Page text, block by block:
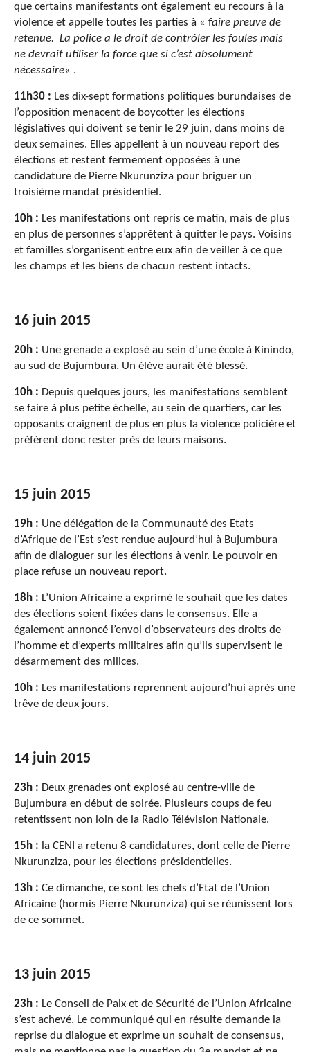
que certains manifestants ont également eu recours à la
violence et appelle toutes les parties à « faire preuve de
retenue. La police a le droit de contrôler les foules mais
ne devrait utiliser la force que si c’est absolument
nécessaire« .
11h30 : Les dix-sept formations politiques burundaises de
l’opposition menacent de boycotter les élections
législatives qui doivent se tenir le 29 juin, dans moins de
deux semaines. Elles appellent à un nouveau report des
élections et restent fermement opposées à une
candidature de Pierre Nkurunziza pour briguer un
troisième mandat présidentiel.
10h : Les manifestations ont repris ce matin, mais de plus
en plus de personnes s’apprêtent à quitter le pays. Voisins
et familles s’organisent entre eux afin de veiller à ce que
les champs et les biens de chacun restent intacts.
16 juin 2015
20h : Une grenade a explosé au sein d’une école à Kinindo,
au sud de Bujumbura. Un élève aurait été blessé.
10h : Depuis quelques jours, les manifestations semblent
se faire à plus petite échelle, au sein de quartiers, car les
opposants craignent de plus en plus la violence policière et
préfèrent donc rester près de leurs maisons.
15 juin 2015
19h : Une délégation de la Communauté des Etats
d’Afrique de l’Est s’est rendue aujourd’hui à Bujumbura
afin de dialoguer sur les élections à venir. Le pouvoir en
place refuse un nouveau report.
18h : L’Union Africaine a exprimé le souhait que les dates
des élections soient fixées dans le consensus. Elle a
également annoncé l’envoi d’observateurs des droits de
l’homme et d’experts militaires afin qu’ils supervisent le
désarmement des milices.
10h : Les manifestations reprennent aujourd’hui après une
trêve de deux jours.
14 juin 2015
23h : Deux grenades ont explosé au centre-ville de
Bujumbura en début de soirée. Plusieurs coups de feu
retentissent non loin de la Radio Télévision Nationale.
15h : la CENI a retenu 8 candidatures, dont celle de Pierre
Nkurunziza, pour les élections présidentielles.
13h : Ce dimanche, ce sont les chefs d’Etat de l’Union
Africaine (hormis Pierre Nkurunziza) qui se réunissent lors
de ce sommet.
13 juin 2015
23h : Le Conseil de Paix et de Sécurité de l’Union Africaine
s’est achevé. Le communiqué qui en résulte demande la
reprise du dialogue et exprime un souhait de consensus,